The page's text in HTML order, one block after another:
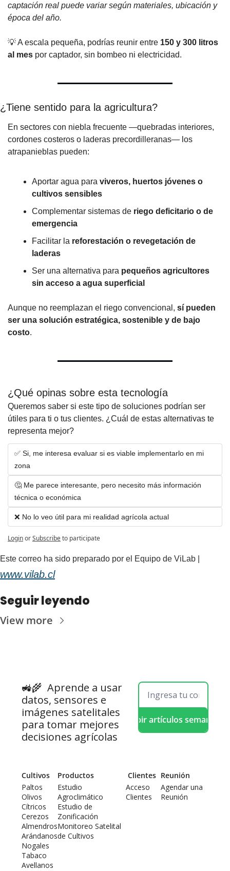
captación real puede variar según materiales, ubicación y
época del año.
💡 A escala pequeña, podrías reunir entre 150 y 300 litros
al mes por captador, sin bombeo ni electricidad.
¿Tiene sentido para la agricultura?
En sectores con niebla frecuente —quebradas interiores,
cordones costeros o laderas precordilleranas— los
atrapanieblas pueden:
Aportar agua para viveros, huertos jóvenes o
cultivos sensibles
Complementar sistemas de riego deficitario o de
emergencia
Facilitar la reforestación o revegetación de
laderas
Ser una alternativa para pequeños agricultores
sin acceso a agua superficial
Aunque no reemplazan el riego convencional, sí pueden
ser una solución estratégica, sostenible y de bajo
costo.
¿Qué opinas sobre esta tecnología
Queremos saber si este tipo de soluciones podrían ser
útiles para ti o tus clientes. ¿Cuál de estas alternativas te
representa mejor?
✅ Si, me interesa evaluar si es viable implementarlo en mi
zona
🤔 Me parece interesante, pero necesito más información
técnica o económica
❌ No lo veo útil para mi realidad agrícola actual
LoginorSubscribeto participate
www.vilab.cl
Seguir leyendo
View more
🚜🌾 Aprende a usar
datos, sensores e
imágenes satelitales
para tomar mejores
decisiones agrícolas
Recibir artículos semanales
Cultivos
Paltos
Olivos
Cítricos
Cerezos
Almendros
Arándanos
Nogales
Tabaco
Avellanos
Productos
Estudio
Agroclimático
Estudio de
Zonificación
Monitoreo Satelital
de Cultivos
Clientes
Acceso
Clientes
Reunión
Agendar una
Reunión